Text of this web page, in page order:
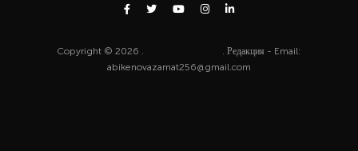
Copyright © 2026 .
. Редакция - Email:
abikenovazamat256@gmail.com